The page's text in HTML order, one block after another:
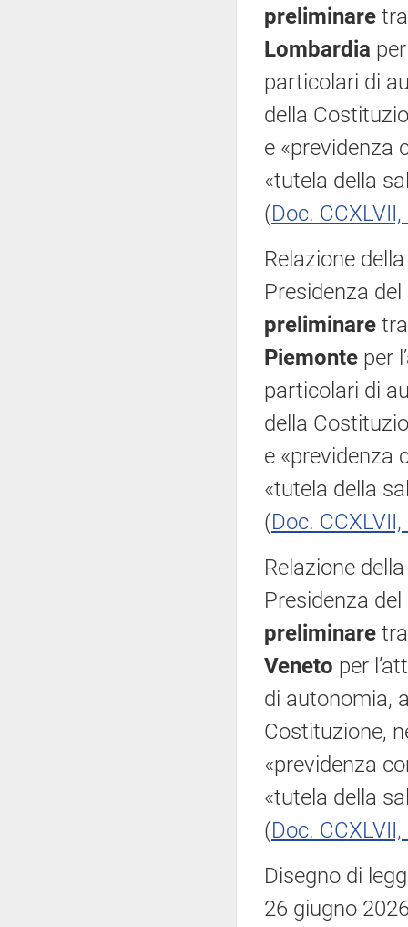
preliminare
Lombardia
particolari di
della
e «previdenza
«tutela della
(Doc.
Relazione
Presidenza
preliminare
Piemonte per
particolari di
della
e «previdenza
«tutela della
(Doc.
Relazione
Presidenza
preliminare
Veneto per
di autonomia,
Costituzione,
«previdenza
«tutela della
(Doc.
Disegno di
26 giugno